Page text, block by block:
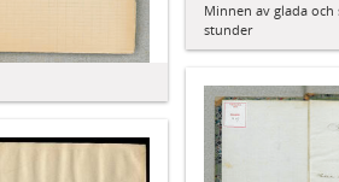
Minnen av glada och
stunder